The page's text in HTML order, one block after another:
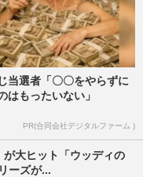
当選者「〇〇をやらずに
はもったいない」
PR(合同会社デジタルファーム )
大ヒット「ウッディの
ーズが...